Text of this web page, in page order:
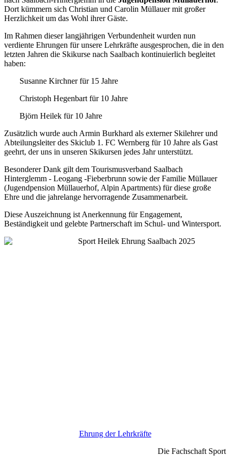
Dort kümmern sich Christian und Carolin Müllauer mit großer
Herzlichkeit um das Wohl ihrer Gäste.
Im Rahmen dieser langjährigen Verbundenheit wurden nun
verdiente Ehrungen für unsere Lehrkräfte ausgesprochen, die in den
letzten Jahren die Skikurse nach Saalbach kontinuierlich begleitet
haben:
Susanne Kirchner für 15 Jahre
Christoph Hegenbart für 10 Jahre
Björn Heilek für 10 Jahre
Zusätzlich wurde auch Armin Burkhard als externer Skilehrer und
Abteilungsleiter des Skiclub 1. FC Wernberg für 10 Jahre als Gast
geehrt, der uns in unseren Skikursen jedes Jahr unterstützt.
Besonderer Dank gilt dem Tourismusverband Saalbach
Hinterglemm - Leogang -Fieberbrunn sowie der Familie Müllauer
(Jugendpension Müllauerhof, Alpin Apartments) für diese große
Ehre und die jahrelange hervorragende Zusammenarbeit.
Diese Auszeichnung ist Anerkennung für Engagement,
Beständigkeit und gelebte Partnerschaft im Schul- und Wintersport.
Ehrung der Lehrkräfte
Die Fachschaft Sport